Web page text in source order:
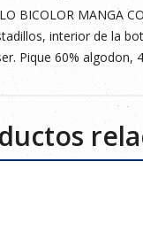
BICOLOR MANGA
interior de la
Pique 60% algodon,